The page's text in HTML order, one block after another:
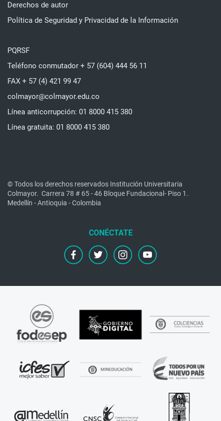
Derechos de autor
Política de Seguridad y Privacidad de la Información
PQRSF
Teléfono conmutador + 57 (604) 444 56 11
FAX + 57 (4) 421 99 47
colmayor@colmayor.edu.co
Línea anticorrupción: 01 8000 415 380
Línea gratuita: 01 8000 415 380
© Todos los derechos reservados Institución Universitaria
Colmayor. Carrera 78 # 65 - 46 Bloque Fundacional- Piso 1.
Medellín - Antioquia - Colombia